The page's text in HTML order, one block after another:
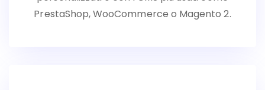
PrestaShop, WooCommerce o Magento 2.